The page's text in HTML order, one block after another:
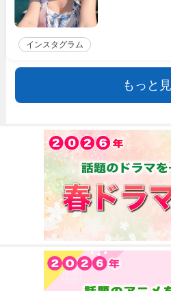
インスタグラム
もっと